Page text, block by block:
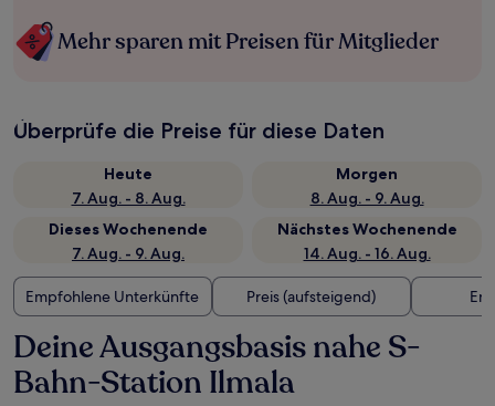
Mehr sparen mit Preisen für Mitglieder
Überprüfe die Preise für diese Daten
Heute
7. Aug. - 8. Aug.
Morgen
8. Aug. - 9. Aug.
Dieses Wochenende
7. Aug. - 9. Aug.
Nächstes Wochenende
14. Aug. - 16. Aug.
Empfohlene Unterkünfte Preis (aufsteigend)
Deine Ausgangsbasis nahe S-
Bahn-Station Ilmala